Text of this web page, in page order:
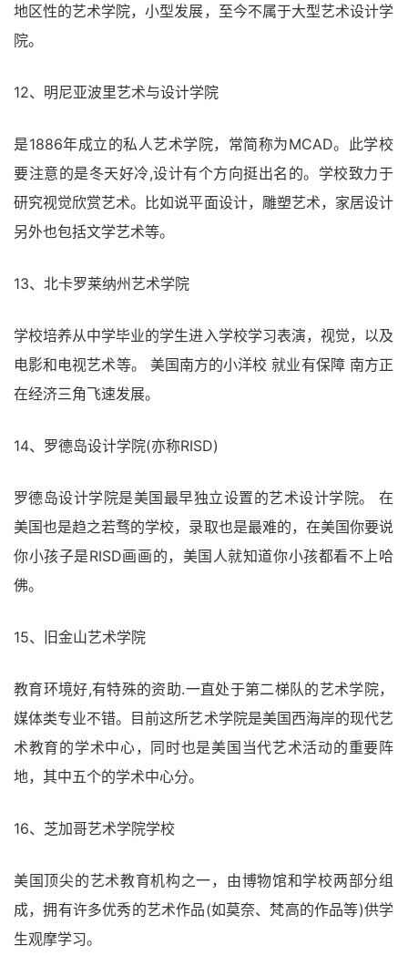
地区性的艺术学院，小型发展，至今不属于大型艺术设计学
院。
12、明尼亚波里艺术与设计学院
是1886年成立的私人艺术学院，常简称为MCAD。此学校
要注意的是冬天好冷,设计有个方向挺出名的。学校致力于
研究视觉欣赏艺术。比如说平面设计，雕塑艺术，家居设计
另外也包括文学艺术等。
13、北卡罗莱纳州艺术学院
学校培养从中学毕业的学生进入学校学习表演，视觉，以及
电影和电视艺术等。 美国南方的小洋校 就业有保障 南方正
在经济三角飞速发展。
14、罗德岛设计学院(亦称RISD)
罗德岛设计学院是美国最早独立设置的艺术设计学院。 在
美国也是趋之若骛的学校，录取也是最难的，在美国你要说
你小孩子是RISD画画的，美国人就知道你小孩都看不上哈
佛。
15、旧金山艺术学院
教育环境好,有特殊的资助.一直处于第二梯队的艺术学院，
媒体类专业不错。目前这所艺术学院是美国西海岸的现代艺
术教育的学术中心，同时也是美国当代艺术活动的重要阵
地，其中五个的学术中心分。
16、芝加哥艺术学院学校
美国顶尖的艺术教育机构之一，由博物馆和学校两部分组
成，拥有许多优秀的艺术作品(如莫奈、梵高的作品等)供学
生观摩学习。